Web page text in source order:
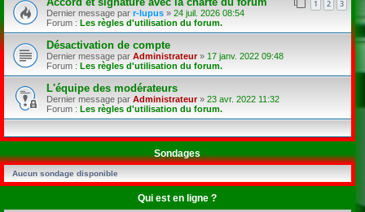
1 2 3
Dernier message par r-lupus » 24 juil. 2026 08:54
Forum : Les règles d'utilisation du forum.
Désactivation de compte
Dernier message par Administrateur» 17 janv. 2022 09:48
Forum : Les règles d'utilisation du forum.
L'équipe des modérateurs
Dernier message par Administrateur» 23 avr. 2022 11:32
Forum : Les règles d'utilisation du forum.
Sondages
Aucun sondage disponible
Qui est en ligne ?